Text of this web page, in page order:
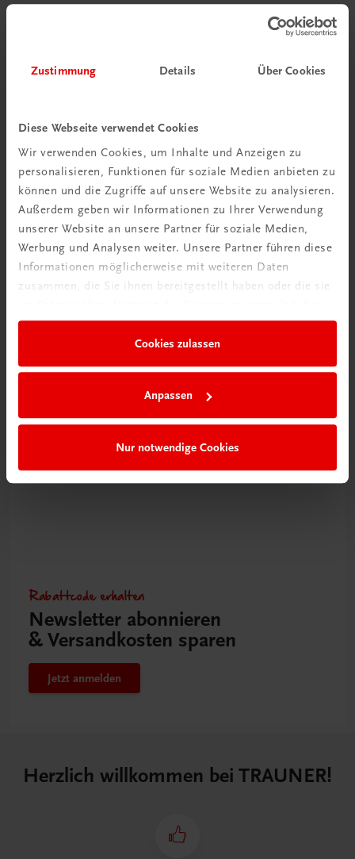
Zustimmung Details Über Cookies
Diese Webseite verwendet Cookies
Wir verwenden Cookies, um Inhalte und Anzeigen zu
personalisieren, Funktionen für soziale Medien anbieten zu
können und die Zugriffe auf unsere Website zu analysieren.
Außerdem geben wir Informationen zu Ihrer Verwendung
unserer Website an unsere Partner für soziale Medien,
Werbung und Analysen weiter. Unsere Partner führen diese
Informationen möglicherweise mit weiteren Daten
zusammen, die Sie ihnen bereitgestellt haben oder die sie
Cookies zulassen
Anpassen
Nur notwendige Cookies
Sachbuch
Gschmackig durchs Jahr
Rabattcode erhalten
Newsletter abonnieren
& Versandkosten sparen
Jetzt anmelden
Herzlich willkommen bei TRAUNER!